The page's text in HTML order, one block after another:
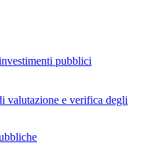
pubblici
valutazione e verifica degli